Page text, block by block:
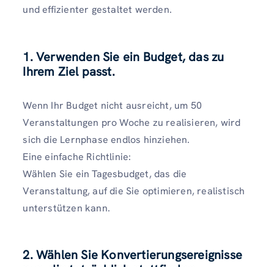
und effizienter gestaltet werden.
1. Verwenden Sie ein Budget, das zu
Ihrem Ziel passt.
Wenn Ihr Budget nicht ausreicht, um 50
Veranstaltungen pro Woche zu realisieren, wird
sich die Lernphase endlos hinziehen.
Eine einfache Richtlinie:
Wählen Sie ein Tagesbudget, das die
Veranstaltung, auf die Sie optimieren, realistisch
unterstützen kann.
2. Wählen Sie Konvertierungsereignisse